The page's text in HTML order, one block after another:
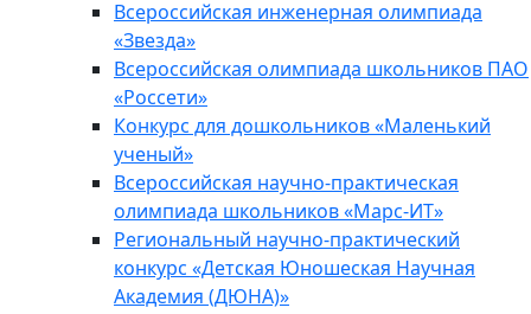
Всероссийская инженерная олимпиада
«Звезда»
Всероссийская олимпиада школьников ПАО
«Россети»
Конкурс для дошкольников «Маленький
ученый»
Всероссийская научно-практическая
олимпиада школьников «Марс-ИТ»
Региональный научно-практический
конкурс «Детская Юношеская Научная
Академия (ДЮНА)»